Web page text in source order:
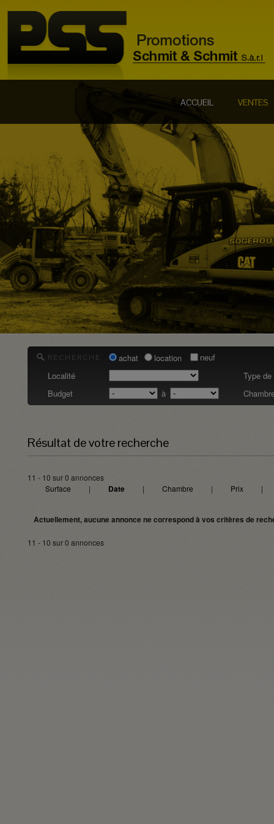
ACCUEIL VENTES
RECHERCHE achat location
neuf
Localité
Type de
Budget
à
Résultat de votre recherche
11 - 10 sur 0 annonces
Surface
| Date | Chambre | Prix |
Actuellement, aucune annonce ne correspond à vos critères de
11 - 10 sur 0 annonces